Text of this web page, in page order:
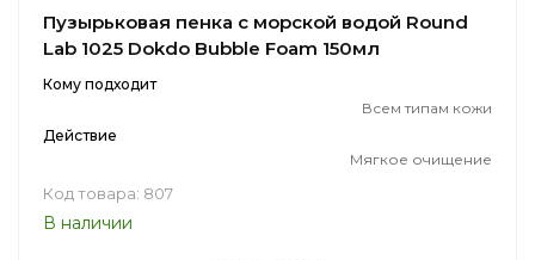
Пузырьковая пенка с морской водой Round
Lab 1025 Dokdo Bubble Foam 150мл
Кому подходит
Всем типам кожи
Действие
Мягкое очищение
Код товара: 807
В наличии